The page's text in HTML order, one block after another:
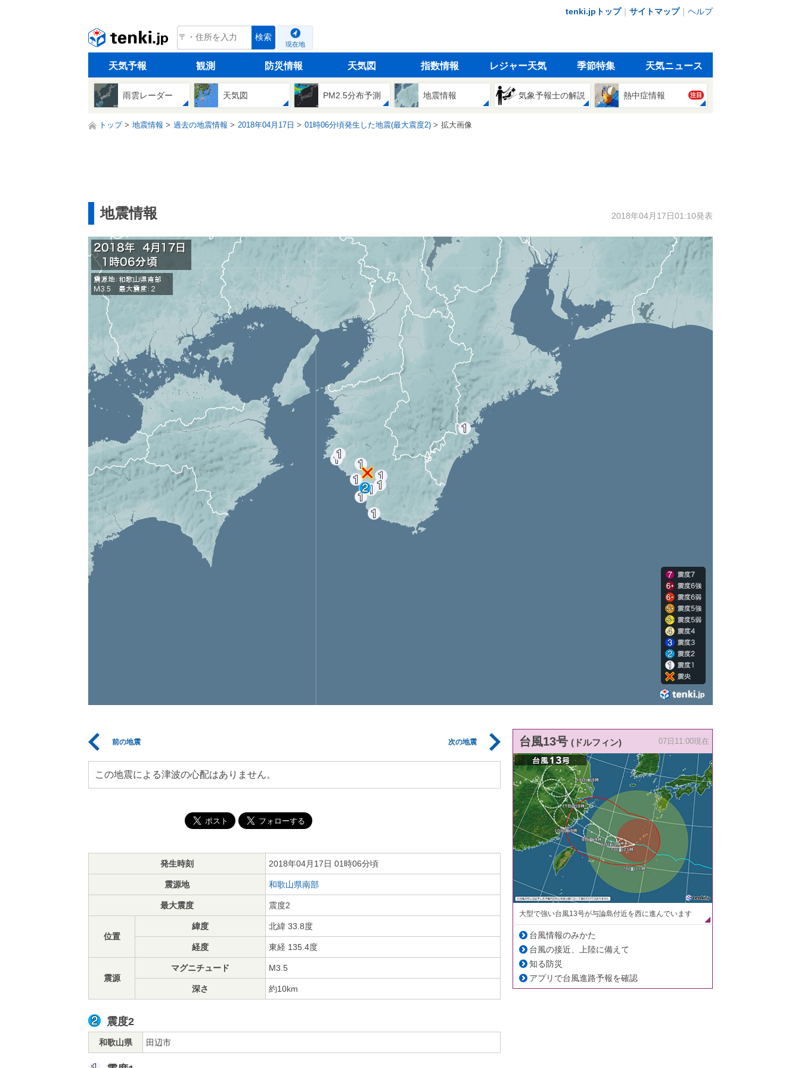
tenki.jpトップ｜ サイトマップ｜ ヘルプ
tenki.jp 検索
現在地
天気予報 観測 防災情報 天気図 指数情報 レジャー天気 季節特集 天気ニュース
雨雲レーダー 天気図 PM2.5分布予測 地震情報 気象予報士の解説 熱中症情報 注目
トップ 地震情報 過去の地震情報 2018年04月17日 01時06分頃発生した地震(最大震度2) 拡大画像
地震情報 2018年04月17日01:10発表
前の地震 次の地震
この地震による津波の心配はありません。
発生時刻 2018年04月17日 01時06分頃
震源地 和歌山県南部
最大震度 震度2
位置
緯度 北緯 33.8度
経度 東経 135.4度
震源
マグニチュード M3.5
深さ 約10km
震度2
和歌山県 田辺市
台風13号 (ドルフィン) 07日11:00現在
大型で強い台風13号が与論島付近を西に進んでいます
台風情報のみかた
台風の接近、上陸に備えて
知る防災
アプリで台風進路予報を確認